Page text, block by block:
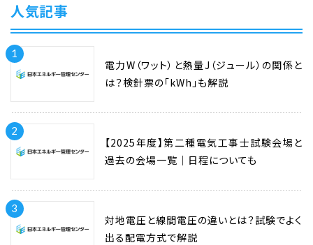
人気記事
1
電力W（ワット）と熱量J（ジュール）の関係と
は？検針票の「kWh」も解説
2
【2025年度】第二種電気工事士試験会場と
過去の会場一覧｜日程についても
3
対地電圧と線間電圧の違いとは？試験でよく
出る配電方式で解説